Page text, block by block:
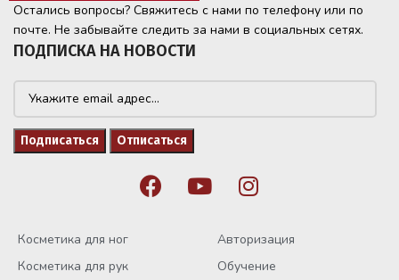
Остались вопросы? Свяжитесь с нами по телефону или по
почте. Не забывайте следить за нами в социальных сетях.
ПОДПИСКА НА НОВОСТИ
Косметика для ног
Косметика для рук
Авторизация
Обучение